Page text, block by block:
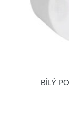
BÍLÝ